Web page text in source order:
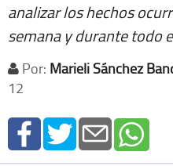
analizar los hechos
semana y durante todo
Por: Marieli Sánchez
12